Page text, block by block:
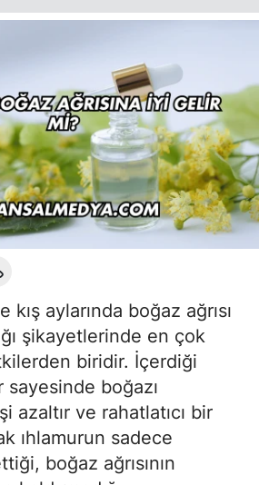
aylarında boğaz ağrısı
şikayetlerinde en çok
biridir. İçerdiği
boğazı
azaltır ve rahatlatıcı bir
ıhlamurun sadece
boğaz ağrısının